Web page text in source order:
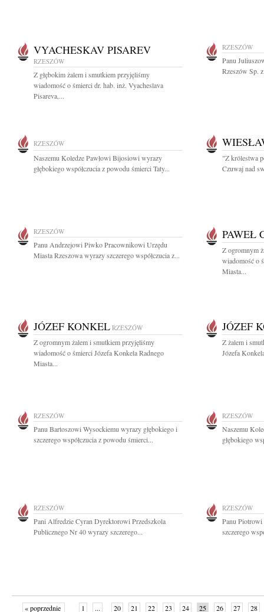
VYACHESKAV PISAREV
RZESZÓW
Z głębokim żalem i smutkiem przyjęliśmy
wiadomość o śmierci dr. hab. inż. Vyacheslava
Pisareva,...
RZESZÓW
Panu
Rzeszów Sp.
RZESZÓW
Naszemu Koledze Pawłowi Bijosiowi wyrazy
głębokiego współczucia z powodu śmierci Taty...
"Z królestwa
Czuwaj nad
RZESZÓW
Panu Andrzejowi Piwko Pracownikowi Urzędu
Miasta Rzeszowa wyrazy szczerego współczucia z...
PAWEŁ
Z ogromnym
wiadomość o
Miasta...
JÓZEF KONKEL RZESZÓW
Z ogromnym żalem i smutkiem przyjęliśmy
wiadomość o śmierci Józefa Konkela Radnego
Miasta...
JÓZEF
Z żalem i
Józefa
RZESZÓW
Panu Bartoszowi Wysockiemu wyrazy głębokiego i
szczerego współczucia z powodu śmierci...
RZESZÓW
Naszemu
głębokiego
RZESZÓW
Pani Alfredzie Cyran Dyrektorowi Przedszkola
Publicznego Nr 40 wyrazy szczerego...
RZESZÓW
Panu Piotrowi
szczerego
« poprzednie 1 ... 20 21 22 23 24 25 26 27 28